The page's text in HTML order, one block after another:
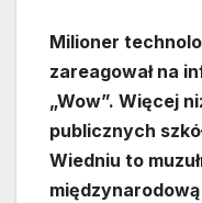
Milioner
zareagował na
„Wow”. Więcej
publicznych
Wiedniu to